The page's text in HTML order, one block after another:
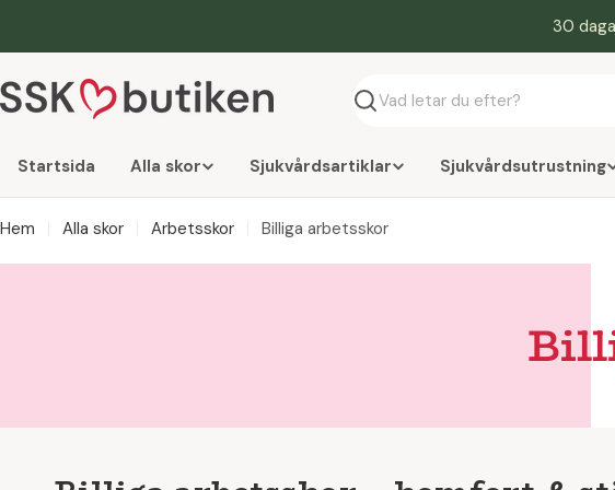
30
Söka
Startsida Alla skor Sjukvårdsartiklar Sjukvårdsutrustning
Hem Alla skor Arbetsskor Billiga arbetsskor